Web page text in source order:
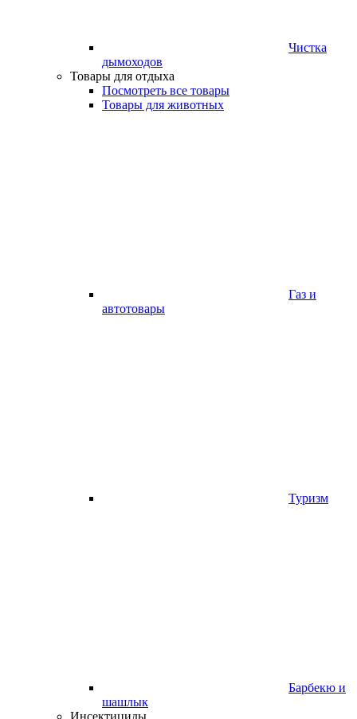
Чистка
дымоходов
Товары для отдыха
Посмотреть все товары
Товары для животных
Газ и
автотовары
Туризм
Барбекю и
шашлык
Инсектициды